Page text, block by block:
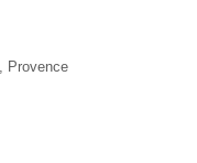
Provence